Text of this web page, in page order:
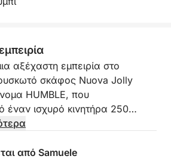
αξέχαστη εμπειρία στο
σκάφος Nuova Jolly
HUMBLE, που
έναν ισχυρό κινητήρα 250
από το Porto Badino, σας
της Ponza και της
από Samuele